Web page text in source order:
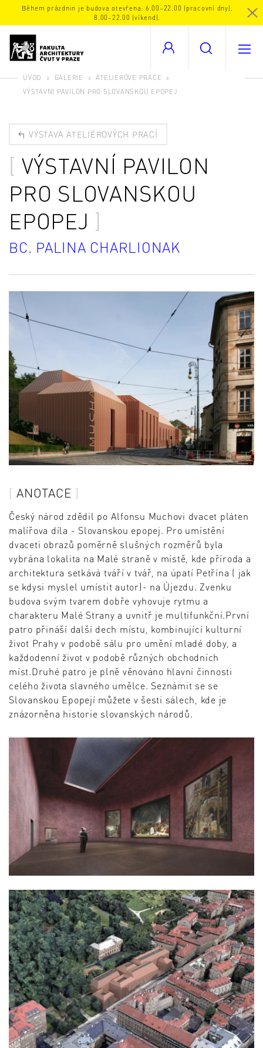
Během prázdnin je budova otevřena: 6.00–22.00 (pracovní dny),
8.00–22.00 (víkend).
ÚVOD GALERIE
ATELIÉROVÉ PRÁCE
VÝSTAVNÍ PAVILON PRO SLOVANSKOU EPOPEJ
VÝSTAVA ATELIÉROVÝCH PRACÍ
VÝSTAVNÍ PAVILON
PRO SLOVANSKOU
EPOPEJ
BC. PALINA CHARLIONAK
ANOTACE
Český národ zdědil po Alfonsu Muchovi dvacet pláten
malířova díla - Slovanskou epopej. Pro umístění
dvaceti obrazů poměrně slušných rozměrů byla
vybrána lokalita na Malé straně v místě, kde příroda a
architektura setkává tváří v tvář, na úpatí Petřína ( jak
se kdysi myslel umístit autor)- na Újezdu. Zvenku
budova svým tvarem dobře vyhovuje rytmu a
charakteru Malé Strany a uvnitř je multifunkční.První
patro přináší další dech místu, kombinující kulturní
život Prahy v podobě sálu pro umění mladé doby, a
každodenní život v podobě různých obchodních
míst.Druhé patro je plně věnováno hlavní činnosti
celého života slavného umělce. Seznámit se se
Slovanskou Epopejí můžete v šesti sálech, kde je
znázorněna historie slovanských národů.